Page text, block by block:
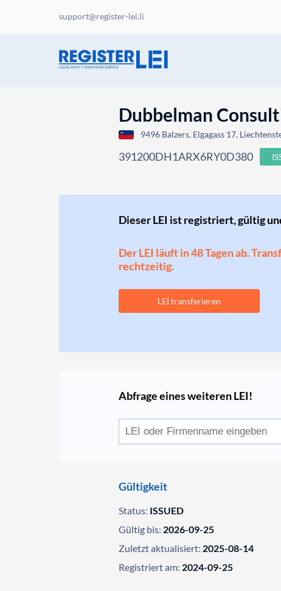
support@register-lei.li
Dubbelman
9496 Balzers, Elgagass 17,
391200DH1ARX6RY0D380
Dieser LEI ist registriert, gültig
Der LEI läuft in 48 Tagen ab.
rechtzeitig.
LEI transferieren
Abfrage eines weiteren LEI!
Gültigkeit
Status: ISSUED
Gültig bis: 2026-09-25
Zuletzt aktualisiert: 2025-08-14
Registriert am: 2024-09-25